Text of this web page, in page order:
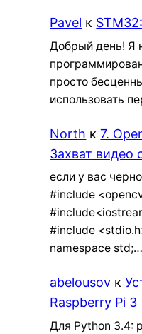
Pavel к
Добрый день! Я
просто
использовать
North к7.
Захват видео
если у вас
#include
#include
namespace std;…
abelousov к
Raspberry Pi 3
Для Python 3.4: